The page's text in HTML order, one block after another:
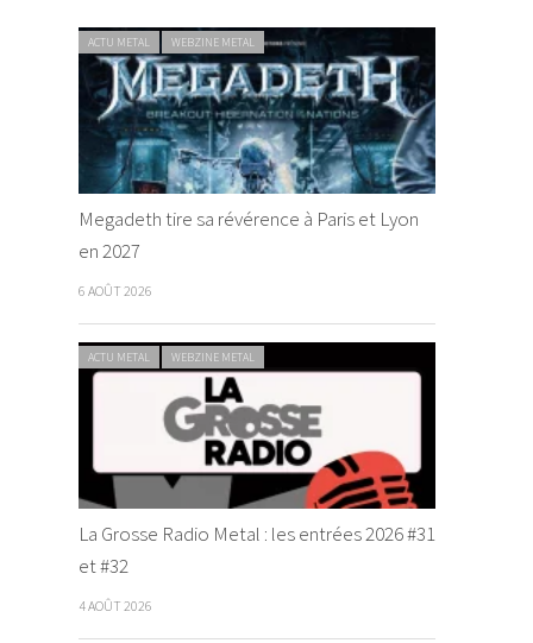
ACTU METAL WEBZINE METAL
Megadeth tire sa révérence à Paris et Lyon
en 2027
6 AOÛT 2026
ACTU METAL WEBZINE METAL
La Grosse Radio Metal : les entrées 2026 #31
et #32
4 AOÛT 2026